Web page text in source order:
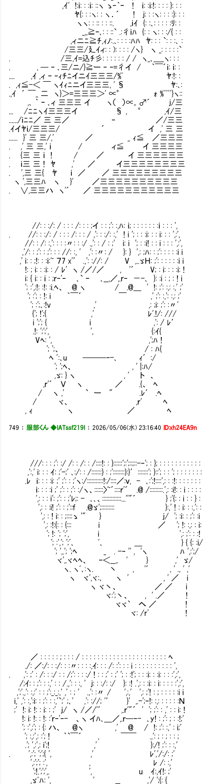
,ｲ' !:ｉ: : :ｉ: ::ヽ ゝ‐｀ｰ ! ｉ: :ｉ:!: : : : }: : :
ﾔ{: : :ヽ: : ヽ．´ ! ｊ: : :ヽ: : : :}: : : もうアン
ヽヽ: : :: : : ::. ,ｉｲ {: :､: : : : :ﾘ: :
_,,≧ｰ､: : ::` .:彳ｉﾊ {: : ヽ: : :/{ : : もっとも……こ
,ィニﾆ≧ﾁ,ｨﾉ:.､: : : :ﾊﾊ ﾔ: : : `: : :､ :
/三三/廴ｲィ: : ): : : : /ヽ} ヽ _: : : : :`
. /三,ｲ=込ﾁ彡: : : : : : / / ヽ_､＿_ヽ: : :
. , ─ ‐ ､三/ニ/}≧ー ‐ ‐=彳イ / ｀￣´ｉ: ｉ: :
.... ,ｲ ,ィ ｰ ‐ｨﾁﾆイニｲ三三三/%ﾟ ﾔ:!: :
. ,ｨ≦-＜ ￣ ヽｲｨﾆニイ三三三, ' § ﾔ:､:
.,ｲ ´ ￣_ 二 ヽ}＞=三三三＞' ∝° ｫ %ﾟﾟﾟﾟ}ヽ::
,､ ｀ ｰ ､ィ 三三三 イ ヽ（ ）∝。♂´ j/三
... /ﾆﾆヽｲ三三三イ § , ° ,ｲ/三
....../ｉﾆﾆ／ 三 三／ ‐ ／/三三
.ｲイﾔｉ/三三三/ ´ イ ,' 三 三
...... }' 三 三/,' ／ _ ｨ≦ ／三三三
. ,' 三 三,' ｉ / ィ≦ イ 三三三三
. {三 三 ｉ ! / ／ イ 三三三三三三
. ｉ三 三 ! ﾔ ,' ／ イ三三三三三三三三
. ',三 三{ ﾔ ｉ ／ ／ 三三三三三三三三三
ヽ ',三三ﾊ ヽ }' ／三三三三三三三三三三
. ∨,三三ハ ヽ'´ ／ 三三三三三三三三三三三
//: : :/: / : : : /: : : ;イ : : ;': :,ﾊ: ｉ; : : : : : : :ｉ : : : ',
. //: : :/: / : : : /: : : / ,': : :/: :,' ! i '; : : :i: : : i: : : ',:',
//: : /: :,': : : :〃: : :/ .,': : / : ;' i: i '; : :i! : : i : : : ',:',
,'/: : ;': : ;': : : //: :, ' ,': :〃: / }: } ',: ;ﾊ: : ;': : : : :i i
,' i: : ;!: : :ｉ:~ ７7 x'′ .,': ://: / V ,..ゞＨ: ;': : : : : :i i
!: ; i: : :i: : / ﾚ' ヽ /／/／ , '´ V; : i: : : :i: !
i: { i: : ｉ : ;ｒ‐'‐ ､` ｰ ､__,／,.ｒ‐ －-､ }: :i : ; : ! i
'; :',:!: :!: :i.ﾍ、 @ ヽ / .@＿ ' !: ;': :,: :,' ;'
'; :'; : !: i ｀￣´ ￣ ,' ;': :,': :,: ;'
'; :';､:!v ,' ,: ;i: ;': :〃'
{'; !';{ ,' ﾚ'.!/: /// ……っ！あぁそうだ
i ';'; { i ,': / ﾚ′
.!: ';';', ', {:ｲ{ それもこれも全
Vﾍ: ', ,';ﾊ !
'; ';、 / : ﾊ{
ﾍ ﾞ:､u ───‐-､ ｨ′:/
'; ';ﾍ、 , ' |:ﾊ/
,ゞ: } ヽ , ' ト 、
,ｒ'´ Ｖ ヽ ／ .{、 ﾍ
/ ヽ ,' ` ー " .ﾚ′ .ﾍ
/ ヾ、 ,ｒ' ﾍ
, ｨ ヽ ／ ﾍ
749 ： 服部くん ◆IATssf219I ：2026/05/06(水) 23:16:40 ID:xh24EA9n
///: : : ;': :/ /: : /: : /::::!: : }::::::';:';::;::-‐'; : }; : : : : : : : : : : :
,':,' i: : : ｲ: ;'-;' ､:/: : /:::::::} : ;'::::::::}:}′:::::::'; }::'; : : '; : : : : : : :
.ﾚ ｉ: : : :i: ;' ;': : ;'ヽ:/:::::::::::!:/::::／:ｖ, - ､:';!::::',: : :!: : : : : : :
ｉ: : : :i ;' ;': : ;': :/ヽ、::::::〉~´::::ｒ'´ .@ /:::::::::.',: :i!: : i : : : :
',: : : i': ;': : ;'ﾚ;: - ､､、:::::::::::::...''"´ } ;'{: : i : : } :
',: : :i! ;': : ;'::ｆ .@ゞ';::::::::: }:,' ! : i: : :,': : お前
',: : ! i: : ;::::ゝ '" } j/ '; :i: : ;': :i
',: :!:{: : {::: i ／ '; !: :,: : i: 市丸の奴なんで
'; !: '; ';', i ',: ;': : :!
'; :','; ';ﾞ､ ﾞ､ ＿ } { {: :i/ しつこいった
'; ',.'; ';ﾍ _ . -‐ '' , 'ヽ ﾊ ',:';/
ヾ',.ヾﾍﾍ、 ｰ＜__,. ' } ,' ゞ/
ヽ. ヽﾞ､:ヽ. 丶 , '′ , ' ., ' ,'
ヽ ヾ',ヾ:､ ヽ ' , ' ／ i
ヽ ヾ丶、 ／ ／ i
ヾ:';丶、 , ' .／ !
ヾヾ` へ ／ !
ヾ: /r' !
／ : : : : : ; : : : / : : : : : : : : : : : : : : : : : : : : : : ﾍ
./: ／:/: : :/: : :〃: : : :,ｲ: : : /: :': : : i : : : : : : : : : : ',
. ,': ;' : /: : :/ : : /;': : : :/ ! : : ;' : ;' '; : :!'; : : :i: : :i: : : :',:',
/;ｲ: : ;': : :,' : : /.,': : :, ' ｊ: : :/: :/ }: :! .',: : :i: : i: : : : :',:',
,';'.,': :,:' : : ;':_:_:,' ,' : ; ' .,': :〃 / ',:,' ',: ;'! : ; : : : : :i i
i,' ,': :,':i: : ;': : :,'`;' ;､' ,': ://; '′ }' ,.-';‐!: :,: : : : : :Ｎ
;' !: i: !: : i: : ;' j/ ヽ /／/'′ ,.ｒ'"´ ' '; ;': : ,' : : i: !
!: i: !: : !: :'ｒ‐'‐- 、ヽ イﾊ､＿／,.ｒ─‐- ､y! : ;': ; : :!;'
'; :',:'; : {: ハ、 @ヽ ,' @ / !: ;': :,' : i;'
'; :,:',: :'; ! ｀`￣´ , ￣￣ .,': ; : ; : : ; ようやくこの
.'; ',:',: i';! ,' }:/! ;': : :,'
. ',:'; ';';{ ', ,' ﾚ','/:/: ;' その所為で下手
',:';'; :', , ﾚ /: :,'
';!.';';',. ', u ｲ:,ｲ!: ;' 俺が何をしたって
,ゞﾞﾊ: ', ' __ ,'/ ';{: {